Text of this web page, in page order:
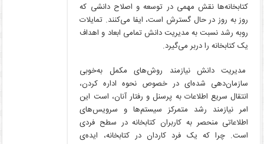
کتابخانه‌ها نقش مهمی در توسعه و اصلاح دانشی که
روز به روز در حال گسترش است، ایفا می‌کنند. تمایلات
روبه رشد نسبت به مدیریت دانش تمامی ابعاد و اهداف
یک کتابخانه را دربر می‌گیرد.
مدیریت دانش نیازمند روش‌های مکمل به‌خوبی
سازمان‌دهی شده‌ای در خصوص نحوه اداره کردن،
انتقال سریع اطلاعات به پرسنل و رفتار آنان، است این
امر نیازمند رشد متمرکز سیستم‌ها و سرویس‌های
اطلاعاتی منحصر به کاربران کتابخانه در سطح فردی
است. چرا که یک فرد کاردان در کتابخانه، ایده‌ی